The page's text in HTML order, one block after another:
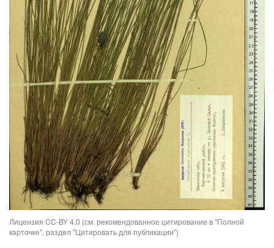
Лицензия CC-BY 4.0 (см. рекомендованное цитирование в "Полной
карточке", раздел "Цитировать для публикации")